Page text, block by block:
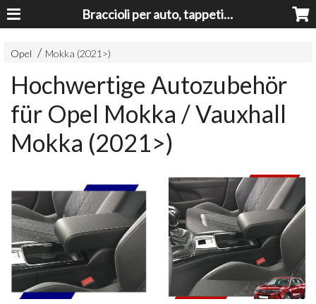
Braccioli per auto, tappeti auto, accessori auto MADE IN ITALY - Armrests, Mittelarmlehnen, Accoundoirs
Opel Mokka (2021>)
Hochwertige Autozubehör
für Opel Mokka / Vauxhall
Mokka (2021>)